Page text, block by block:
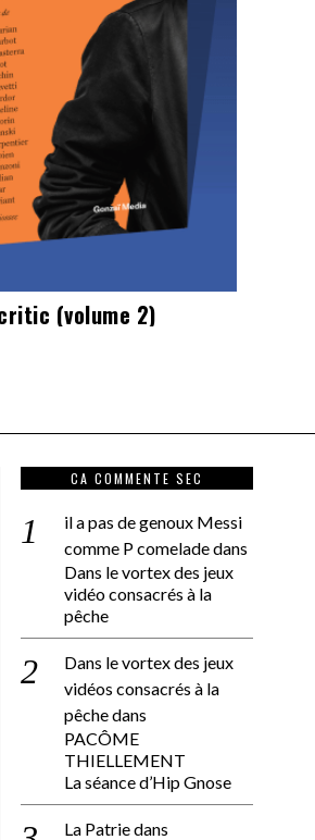
(volume 2)
CA COMMENTE SEC
il a pas de genoux Messi
comme P comeladedans
Dans le vortex des jeux
vidéo consacrés à la
pêche
Dans le vortex des jeux
vidéos consacrés à la
pêchedans
PACÔME
THIELLEMENT
La séance d’Hip Gnose
La Patriedans